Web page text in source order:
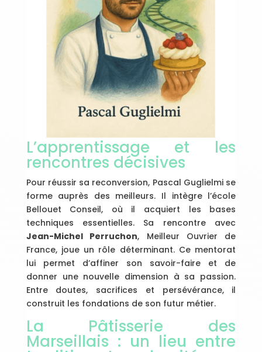
L’apprentissage et les
rencontres décisives
Pour réussir sa reconversion, Pascal Guglielmi se
forme auprès des meilleurs. Il intègre l’école
Bellouet Conseil, où il acquiert les bases
techniques essentielles. Sa rencontre avec
Jean-Michel Perruchon, Meilleur Ouvrier de
France, joue un rôle déterminant. Ce mentorat
lui permet d’affiner son savoir-faire et de
donner une nouvelle dimension à sa passion.
Entre doutes, sacrifices et persévérance, il
construit les fondations de son futur métier.
La Pâtisserie des
Marseillais : un lieu entre